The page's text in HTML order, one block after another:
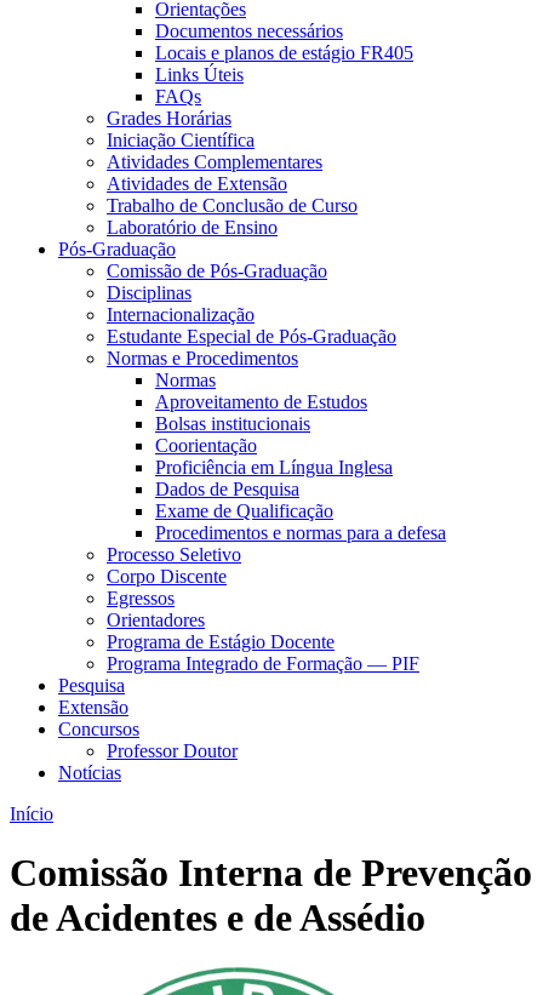
Orientações
Documentos necessários
Locais e planos de estágio FR405
Links Úteis
FAQs
Grades Horárias
Iniciação Científica
Atividades Complementares
Atividades de Extensão
Trabalho de Conclusão de Curso
Laboratório de Ensino
Pós-Graduação
Comissão de Pós-Graduação
Disciplinas
Internacionalização
Estudante Especial de Pós-Graduação
Normas e Procedimentos
Normas
Aproveitamento de Estudos
Bolsas institucionais
Coorientação
Proficiência em Língua Inglesa
Dados de Pesquisa
Exame de Qualificação
Procedimentos e normas para a defesa
Processo Seletivo
Corpo Discente
Egressos
Orientadores
Programa de Estágio Docente
Programa Integrado de Formação — PIF
Pesquisa
Extensão
Concursos
Professor Doutor
Notícias
Início
Comissão Interna de Prevenção
de Acidentes e de Assédio